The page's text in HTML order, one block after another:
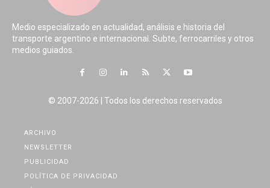
Medio especializado en actualidad, análisis e historia del
transporte argentino e internacional. Subte, ferrocarriles y otros
medios guiados.
© 2007-2026 | Todos los derechos reservados
ARCHIVO
NEWSLETTER
PUBLICIDAD
POLÍTICA DE PRIVACIDAD